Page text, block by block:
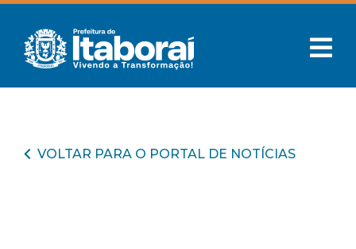
VOLTAR PARA O PORTAL DE NOTÍCIAS